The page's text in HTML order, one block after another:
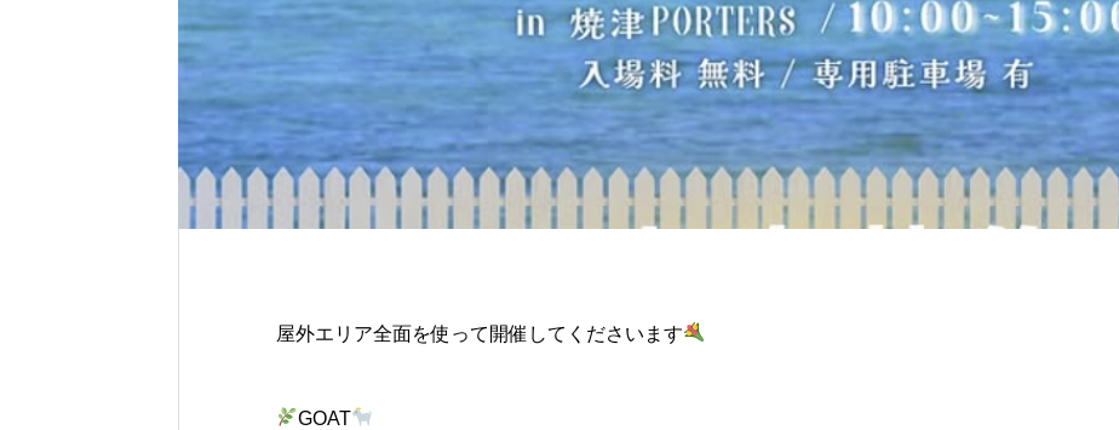
屋外エリア全面を使って開催してくださいます
GOAT